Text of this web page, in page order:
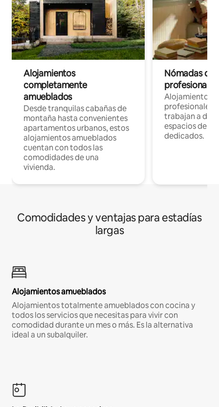
Alojamientos
completamente
amueblados
Desde tranquilas cabañas de
montaña hasta convenientes
apartamentos urbanos, estos
alojamientos amueblados
cuentan con todos las
comodidades de una
vivienda.
Nómadas
Alojamientos
profesionales
trabajan a
espacios de
dedicados.
Comodidades y ventajas para estadías
largas
Alojamientos amueblados
Alojamientos totalmente amueblados con cocina y
todos los servicios que necesitas para vivir con
comodidad durante un mes o más. Es la alternativa
ideal a un subalquiler.